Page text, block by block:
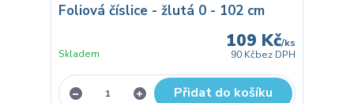
Foliová číslice - žlutá 0 - 102 cm
109 Kč/ks
90 Kčbez DPH
Skladem
Přidat do košíku